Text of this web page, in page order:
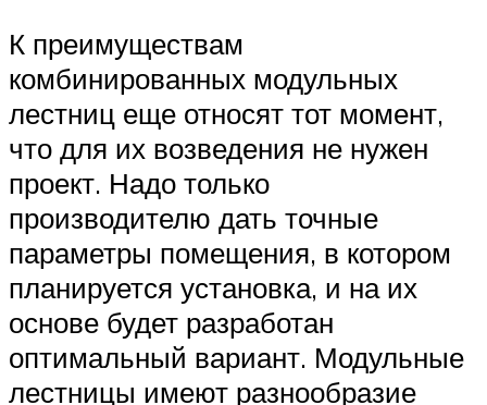
К преимуществам
комбинированных модульных
лестниц еще относят тот момент,
что для их возведения не нужен
проект. Надо только
производителю дать точные
параметры помещения, в котором
планируется установка, и на их
основе будет разработан
оптимальный вариант. Модульные
лестницы имеют разнообразие